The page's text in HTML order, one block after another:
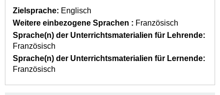
Zielsprache: Englisch
Weitere einbezogene Sprachen : Französisch
Sprache(n) der Unterrichtsmaterialien für Lehrende:
Französisch
Sprache(n) der Unterrichtsmaterialien für Lernende:
Französisch